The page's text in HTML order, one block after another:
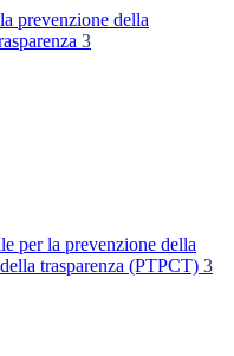
prevenzione della
3
per la prevenzione della
trasparenza (PTPCT) 3